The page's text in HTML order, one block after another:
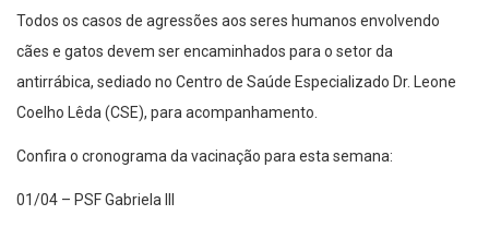
Todos os casos de agressões aos seres humanos envolvendo
cães e gatos devem ser encaminhados para o setor da
antirrábica, sediado no Centro de Saúde Especializado Dr. Leone
Coelho Lêda (CSE), para acompanhamento.
Confira o cronograma da vacinação para esta semana:
01/04 – PSF Gabriela III